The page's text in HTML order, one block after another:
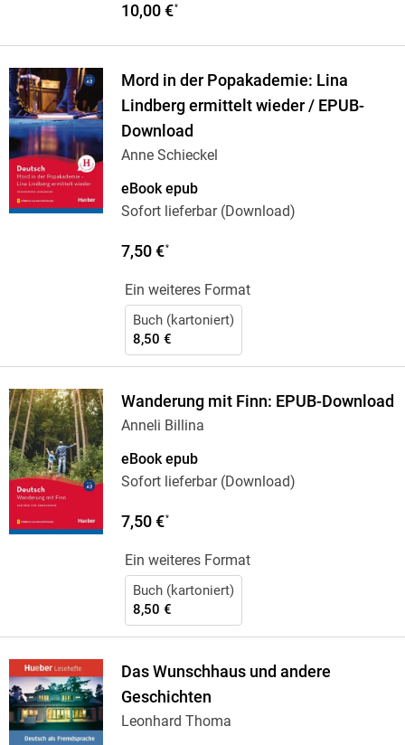
10,00 €*
Mord in der Popakademie: Lina
Lindberg ermittelt wieder / EPUB-
Download
Anne Schieckel
eBook epub
Sofort lieferbar (Download)
7,50 €*
Ein weiteres Format
Buch (kartoniert)
8,50 €
Wanderung mit Finn: EPUB-Download
Anneli Billina
eBook epub
Sofort lieferbar (Download)
7,50 €*
Ein weiteres Format
Buch (kartoniert)
8,50 €
Das Wunschhaus und andere
Geschichten
Leonhard Thoma